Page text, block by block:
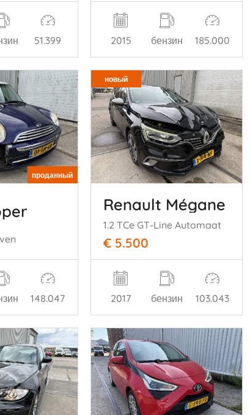
51.399 2015 бензин 185.000
проданный
148.047
новый
Renault Mégane
1.2 TCe GT-Line Automaat
€ 5.500
2017 бензин 103.043